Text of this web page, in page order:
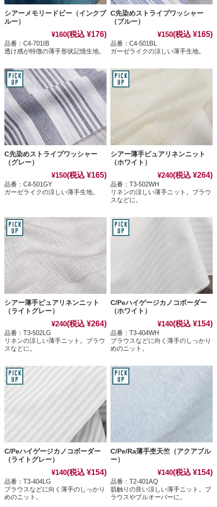
シアーメモリードビー（インクブ
ルー）
¥160(税込 ¥176)
品番：C4-701IB
透け感が特徴の薄手形状記憶生地。
C先染めストライプワッシャー
（ブルー）
¥150(税込 ¥165)
品番：C4-501BL
ガーゼライクの涼しい薄手生地。
C先染めストライプワッシャー
（グレー）
¥150(税込 ¥165)
品番：C4-501GY
ガーゼライクの涼しい薄手生地。
シアー薄手ピュアリネンニット
（ホワイト）
¥240(税込 ¥264)
品番：T3-502WH
リネンの涼しい薄手ニット。ブラウ
スなどに。
シアー薄手ピュアリネンニット
（ライトグレー）
¥240(税込 ¥264)
品番：T3-502LG
リネンの涼しい薄手ニット。ブラウ
スなどに。
C/Peハイゲージカノコボーダー
（ホワイト）
¥140(税込 ¥154)
品番：T3-404WH
ブラウスなどに向く薄手のしっかり
めのニット。
C/Peハイゲージカノコボーダー
（ライトグレー）
¥140(税込 ¥154)
品番：T3-404LG
ブラウスなどに向く薄手のしっかり
めのニット。
C/Pe/Ra薄手杢天竺（アクアブル
ー）
¥140(税込 ¥154)
品番：T2-401AQ
肌触りの良い涼しい薄手ニット。ブ
ラウスやプルオーバーに。